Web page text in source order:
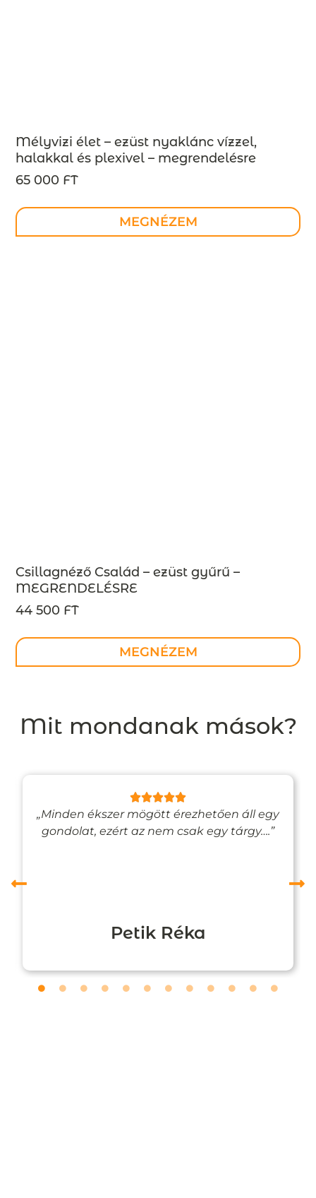
Mélyvizi élet – ezüst nyaklánc vízzel,
halakkal és plexivel – megrendelésre
65 000 FT
MEGNÉZEM
Csillagnéző Család – ezüst gyűrű –
MEGRENDELÉSRE
44 500 FT
MEGNÉZEM
Mit mondanak mások?
„Minden ékszer mögött érezhetően áll egy
gondolat, ezért az nem csak egy tárgy….”
Petik Réka